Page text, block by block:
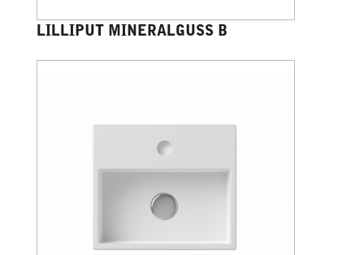
LILLIPUT MINERALGUSS B